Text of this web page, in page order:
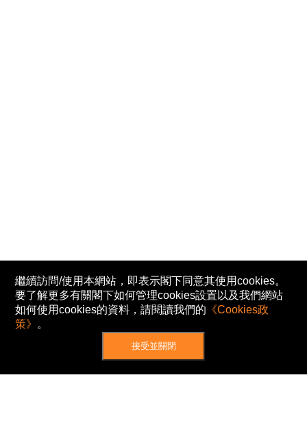
繼續訪問/使用本網站，即表示閣下同意其使用cookies。
要了解更多有關閣下如何管理cookies設置以及我們網站
如何使用cookies的資料，請閱讀我們的 《Cookies政
策》 。
接受並關閉